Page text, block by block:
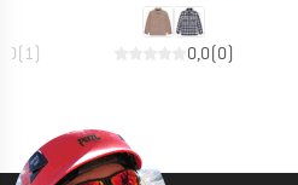
(1) 0,0(0)